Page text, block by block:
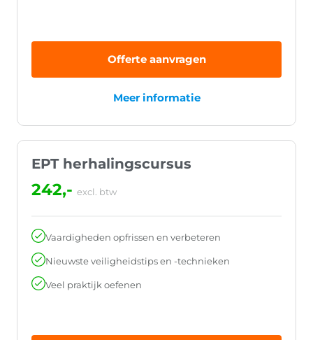
Offerte aanvragen
Meer informatie
EPT herhalingscursus
242,- excl. btw
Vaardigheden opfrissen en verbeteren
Nieuwste veiligheidstips en -technieken
Veel praktijk oefenen